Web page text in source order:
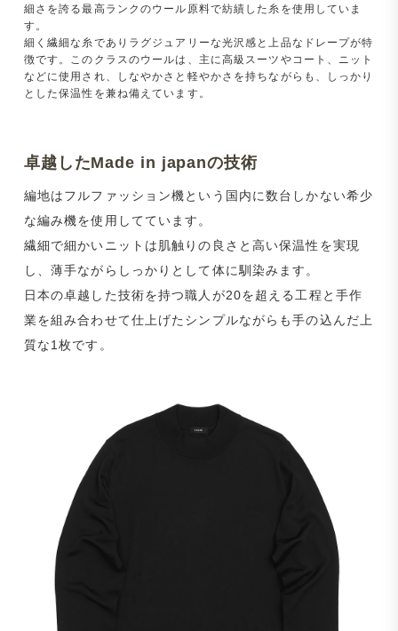
細さを誇る最高ランクのウール原料で紡績した糸を使用していま
す。
細く繊細な糸でありラグジュアリーな光沢感と上品なドレープが特
徴です。このクラスのウールは、主に高級スーツやコート、ニット
などに使用され、しなやかさと軽やかさを持ちながらも、しっかり
とした保温性を兼ね備えています。
卓越したMade in japanの技術
編地はフルファッション機という国内に数台しかない希少
な編み機を使用してています。
繊細で細かいニットは肌触りの良さと高い保温性を実現
し、薄手ながらしっかりとして体に馴染みます。
日本の卓越した技術を持つ職人が20を超える工程と手作
業を組み合わせて仕上げたシンプルながらも手の込んだ上
質な1枚です。